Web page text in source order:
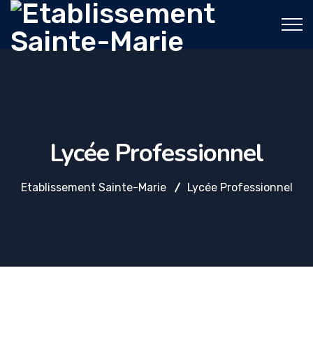
Lycée Professionnel
Etablissement Sainte-Marie Lycée Professionnel